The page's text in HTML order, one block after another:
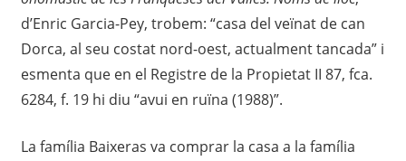
d’Enric Garcia-Pey, trobem: “casa del veïnat de can
Dorca, al seu costat nord-oest, actualment tancada” i
esmenta que en el Registre de la Propietat II 87, fca.
6284, f. 19 hi diu “avui en ruïna (1988)”.
La família Baixeras va comprar la casa a la família